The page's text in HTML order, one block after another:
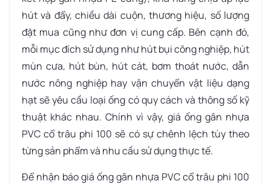
hút và đẩy, chiều dài cuộn, thương hiệu, số lượng
đặt mua cũng như đơn vị cung cấp. Bên cạnh đó,
mỗi mục đích sử dụng như hút bụi công nghiệp, hút
mùn cưa, hút bùn, hút cát, bơm thoát nước, dẫn
nước nông nghiệp hay vận chuyển vật liệu dạng
hạt sẽ yêu cầu loại ống có quy cách và thông số kỹ
thuật khác nhau. Chính vì vậy, giá ống gân nhựa
PVC cổ trâu phi 100 sẽ có sự chênh lệch tùy theo
từng sản phẩm và nhu cầu sử dụng thực tế.
Để nhận báo giá ống gân nhựa PVC cổ trâu phi 100